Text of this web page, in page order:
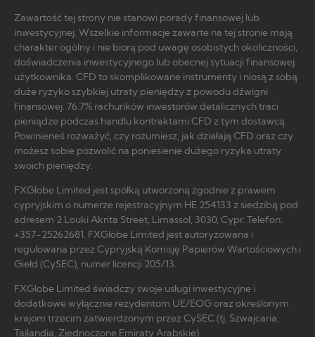
Zawartość tej strony nie stanowi porady finansowej lub
inwestycyjnej. Wszelkie informacje zawarte na tej stronie mają
charakter ogólny i nie biorą pod uwagę osobistych okoliczności,
doświadczenia inwestycyjnego lub obecnej sytuacji finansowej
użytkownika. CFD to skomplikowane instrumenty i niosą z sobą
duże ryzyko szybkiej utraty pieniędzy z powodu dźwigni
finansowej. 76.7% rachunków inwestorów detalicznych traci
pieniądze podczas handlu kontraktami CFD z tym dostawcą.
Powinieneś rozważyć, czy rozumiesz, jak działają CFD oraz czy
możesz sobie pozwolić na poniesienie dużego ryzyka utraty
swoich pieniędzy.
FXGlobe Limited jest spółką utworzoną zgodnie z prawem
cypryjskim o numerze rejestracyjnym HE 254133 z siedzibą pod
adresem 2 Louki Akrita Street, Limassol, 3030, Cypr. Telefon:
+357-25262681. FXGlobe Limited jest autoryzowana i
regulowana przez Cypryjską Komisję Papierów Wartościowych i
Giełd (CySEC), numer licencji 205/13.
FXGlobe Limited świadczy swoje usługi inwestycyjne i
dodatkowe wyłącznie rezydentom UE/EOG oraz określonym
krajom trzecim zatwierdzonym przez CySEC (tj. Szwajcaria,
Tajlandia, Zjednoczone Emiraty Arabskie).